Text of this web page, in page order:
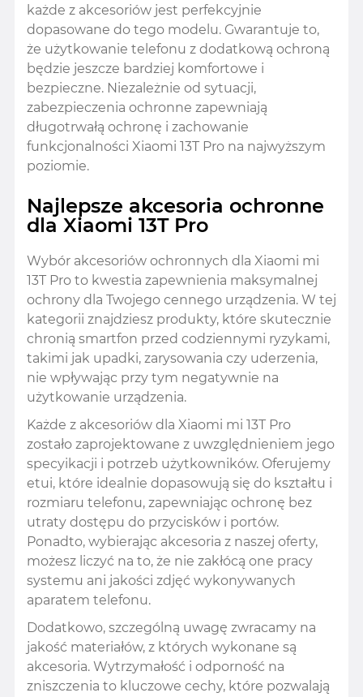
każde z akcesoriów jest perfekcyjnie
dopasowane do tego modelu. Gwarantuje to,
że użytkowanie telefonu z dodatkową ochroną
będzie jeszcze bardziej komfortowe i
bezpieczne. Niezależnie od sytuacji,
zabezpieczenia ochronne zapewniają
długotrwałą ochronę i zachowanie
funkcjonalności Xiaomi 13T Pro na najwyższym
poziomie.
Najlepsze akcesoria ochronne
dla Xiaomi 13T Pro
Wybór akcesoriów ochronnych dla Xiaomi mi
13T Pro to kwestia zapewnienia maksymalnej
ochrony dla Twojego cennego urządzenia. W tej
kategorii znajdziesz produkty, które skutecznie
chronią smartfon przed codziennymi ryzykami,
takimi jak upadki, zarysowania czy uderzenia,
nie wpływając przy tym negatywnie na
użytkowanie urządzenia.
Każde z akcesoriów dla Xiaomi mi 13T Pro
zostało zaprojektowane z uwzględnieniem jego
specyikacji i potrzeb użytkowników. Oferujemy
etui, które idealnie dopasowują się do kształtu i
rozmiaru telefonu, zapewniając ochronę bez
utraty dostępu do przycisków i portów.
Ponadto, wybierając akcesoria z naszej oferty,
możesz liczyć na to, że nie zakłócą one pracy
systemu ani jakości zdjęć wykonywanych
aparatem telefonu.
Dodatkowo, szczególną uwagę zwracamy na
jakość materiałów, z których wykonane są
akcesoria. Wytrzymałość i odporność na
zniszczenia to kluczowe cechy, które pozwalają